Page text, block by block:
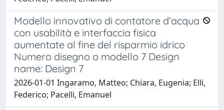
Modello innovativo di contatore d’acqua
con usabilità e interfaccia fisica
aumentate al fine del risparmio idrico
Numero disegno o modello 7 Design
name: Design 7
2026-01-01 Ingaramo, Matteo; Chiara, Eugenia; Elli,
Federico; Pacelli, Emanuel